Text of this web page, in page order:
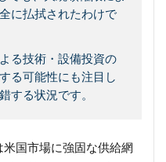
に払拭されたわけで
る技術・設備投資の
る可能性にも注目し
する状況です。
国市場に強固な供給網